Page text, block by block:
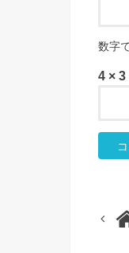
数字
4 × 3